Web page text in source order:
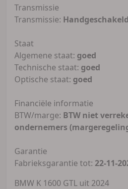
Transmissie
Transmissie: Handgeschakeld
Staat
Algemene staat: goed
Technische staat: goed
Optische staat: goed
Financiële informatie
BTW/marge: BTW niet
ondernemers
Garantie
Fabrieksgarantie tot: 22-11-
BMW K 1600 GTL uit 2024